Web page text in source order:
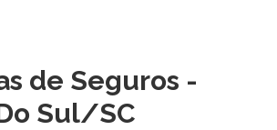
de Seguros -
Sul/SC